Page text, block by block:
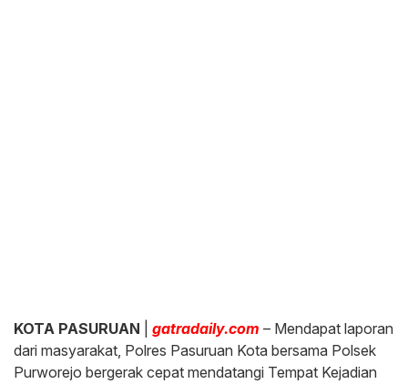
KOTA PASURUAN gatradaily.com – Mendapat laporan
dari masyarakat, Polres Pasuruan Kota bersama Polsek
Purworejo bergerak cepat mendatangi Tempat Kejadian